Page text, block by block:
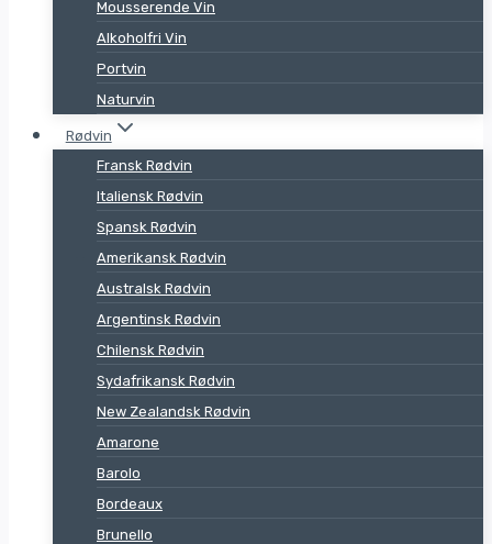
Mousserende Vin
Alkoholfri Vin
Portvin
Naturvin
Rødvin
Fransk Rødvin
Italiensk Rødvin
Spansk Rødvin
Amerikansk Rødvin
Australsk Rødvin
Argentinsk Rødvin
Chilensk Rødvin
Sydafrikansk Rødvin
New Zealandsk Rødvin
Amarone
Barolo
Bordeaux
Brunello